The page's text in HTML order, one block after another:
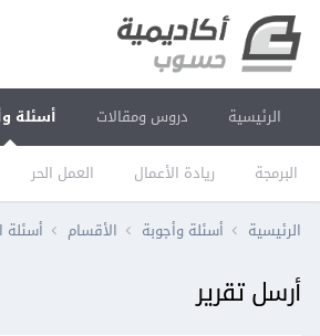
الرئيسية دروس ومقالات أسئلة
البرمجة ريادة الأعمال العمل الحر
الرئيسية أسئلة وأجوبة الأقسام أسئلة
أرسل تقرير